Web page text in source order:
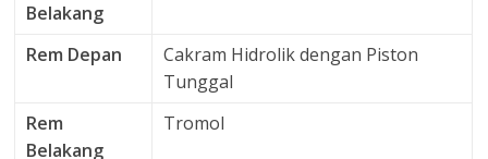
Belakang
Rem Depan
Cakram Hidrolik dengan Piston
Tunggal
Rem
Belakang
Tromol